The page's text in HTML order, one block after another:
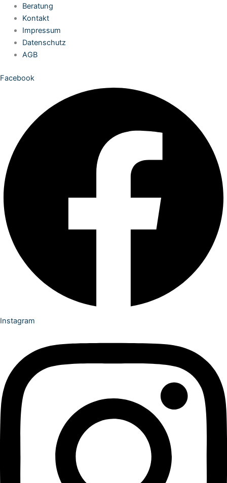
Zum
Inhalt
springen
Beratung
Kontakt
Impressum
Datenschutz
AGB
Facebook
Instagram